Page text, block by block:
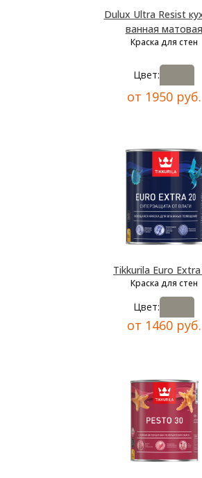
Dulux Ultra Resist
ванная матовая
Краска для стен
Цвет:
от 1950 руб.
Tikkurila Euro
Краска для стен
Цвет:
от 1460 руб.